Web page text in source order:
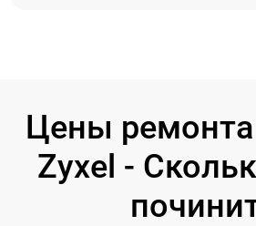
Цены ремонта
Zyxel -